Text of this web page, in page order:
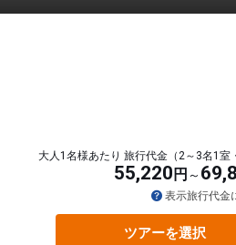
大人1名様あたり 旅行代金（2～3名1室
55,220 円
表示旅行代金
ツアーを選択